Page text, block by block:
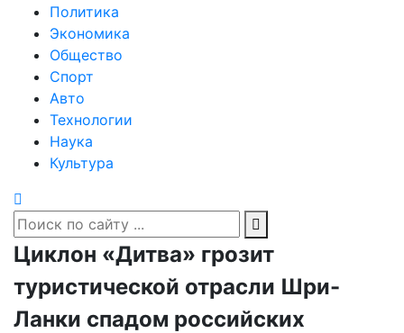
Политика
Экономика
Общество
Спорт
Авто
Технологии
Наука
Культура
Циклон «Дитва» грозит
туристической отрасли Шри-
Ланки спадом российских